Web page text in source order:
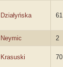
Działyńska 61
Neymic 2
Krasuski 70